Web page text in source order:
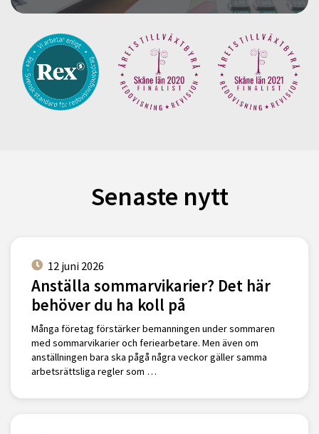
Senaste nytt
12 juni 2026
Anställa sommarvikarier? Det här
behöver du ha koll på
Många företag förstärker bemanningen under sommaren
med sommarvikarier och feriearbetare. Men även om
anställningen bara ska pågå några veckor gäller samma
arbetsrättsliga regler som …